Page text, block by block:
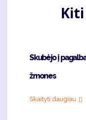
Skubėjo į
žmones
Skaityti daugiau